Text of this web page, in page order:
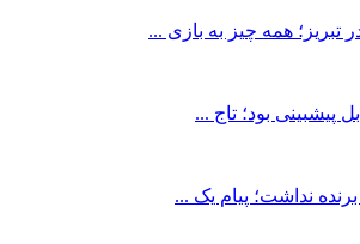
همه چیز به بازی ...
پیشبینی بود؛ تاج ...
نداشت؛ پیام یک ...